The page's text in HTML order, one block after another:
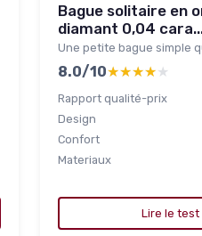
Bague solitaire en
diamant 0,04
Une petite bague simple
8.0/10★★★★★
★★★★★
Rapport qualité-prix
Design
Confort
Materiaux
Lire le